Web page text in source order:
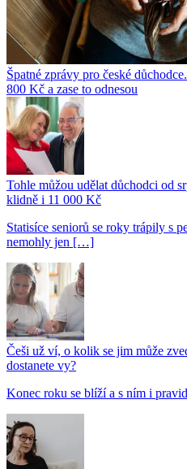
Špatné zprávy pro české
800 Kč a zase to odnesou
Tohle můžou udělat důchodci od
klidně i 11 000 Kč
Statisíce seniorů se roky trápily s
nemohly jen […]
Češi už ví, o kolik se jim může
dostanete vy?
Konec roku se blíží a s ním i